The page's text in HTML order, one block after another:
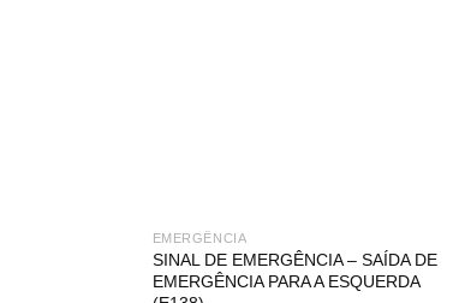
EMERGÊNCIA
SINAL DE EMERGÊNCIA – SAÍDA DE
EMERGÊNCIA PARA A ESQUERDA